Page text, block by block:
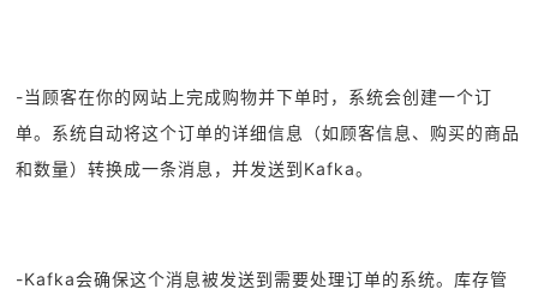
-当顾客在你的网站上完成购物并下单时，系统会创建一个订
单。系统自动将这个订单的详细信息（如顾客信息、购买的商品
和数量）转换成一条消息，并发送到Kafka。
-Kafka会确保这个消息被发送到需要处理订单的系统。库存管